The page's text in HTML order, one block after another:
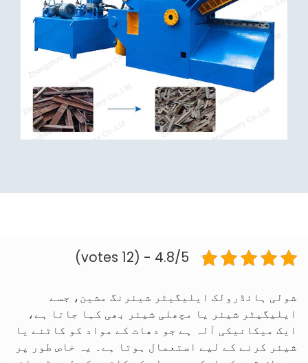
4.8/5 - (12 votes)
شولی ہائڈرولک ایلیگیٹر شیئرنگ مشین، جسے
ایلیگیٹر شیئر یا مچھلی شیئر بھی کہا جاتا ہے،
ایک میکانیکی آلہ ہے جو دھات کے مواد کو کاٹنے یا
شیئر کرنے کے لیے استعمال ہوتا ہے۔ یہ خاص طور پر